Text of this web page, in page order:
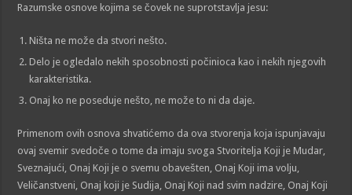
Razumske osnove kojima se čovek ne suprotstavlja jesu:
Ništa ne može da stvori nešto.
Delo je ogledalo nekih sposobnosti počinioca kao i nekih njegovih
karakteristika.
Onaj ko ne poseduje nešto, ne može to ni da daje.
Primenom ovih osnova shvatićemo da ova stvorenja koja ispunjavaju
ovaj svemir svedoče o tome da imaju svoga Stvoritelja Koji je Mudar,
Sveznajući, Onaj Koji je o svemu obavešten, Onaj Koji ima volju,
Veličanstveni, Onaj koji je Sudija, Onaj Koji nad svim nadzire, Onaj Koji